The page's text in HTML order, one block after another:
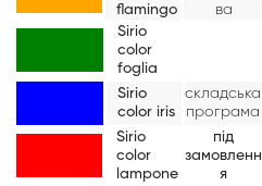
flamingo
ва
Sirio
color
foglia
Sirio
color iris
складська
програма
Sirio
color
lampone
під
замовленн
я